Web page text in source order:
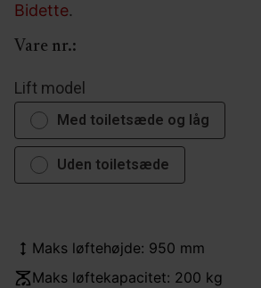
Bidette.
Vare nr.:
Lift model
Med toiletsæde og låg
Uden toiletsæde
Maks løftehøjde: 950 mm
Maks løftekapacitet: 200 kg